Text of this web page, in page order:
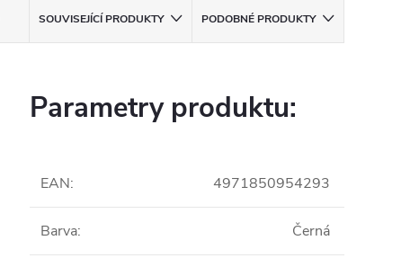
SOUVISEJÍCÍ PRODUKTY PODOBNÉ PRODUKTY
Parametry produktu:
EAN: 4971850954293
Barva: Černá